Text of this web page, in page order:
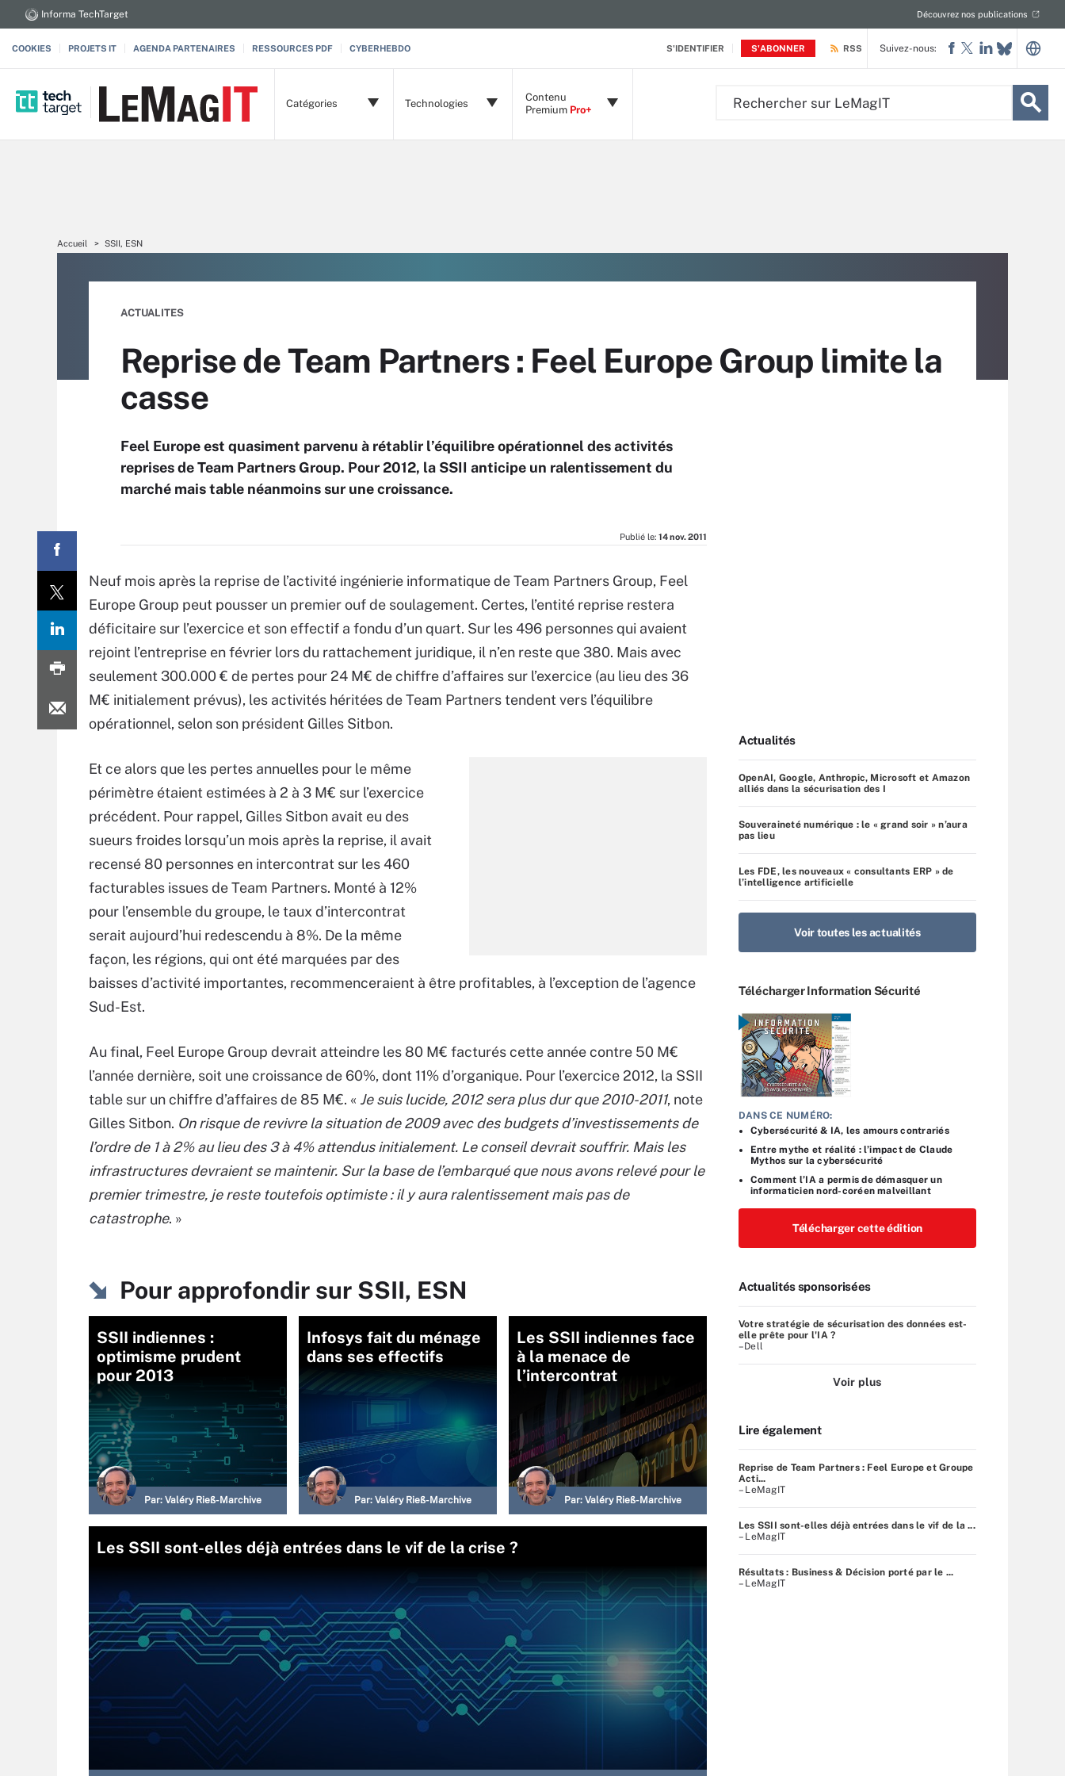
S'IDENTIFIER S'ABONNER
Informa TechTarget Découvrez nos publications
COOKIES PROJETS IT AGENDA PARTENAIRES RESSOURCES PDF CYBERHEBDO RSS
Catégories Technologies
Contenu
Premium Pro+
Suivez-nous:
Accueil SSII, ESN
ACTUALITES
Reprise de Team Partners : Feel Europe Group limite la
casse
Feel Europe est quasiment parvenu à rétablir l’équilibre opérationnel des activités
reprises de Team Partners Group. Pour 2012, la SSII anticipe un ralentissement du
marché mais table néanmoins sur une croissance.
Publié le: 14 nov. 2011
Neuf mois après la reprise de l’activité ingénierie informatique de Team Partners Group, Feel
Europe Group peut pousser un premier ouf de soulagement. Certes, l’entité reprise restera
déficitaire sur l’exercice et son effectif a fondu d’un quart. Sur les 496 personnes qui avaient
rejoint l’entreprise en février lors du rattachement juridique, il n’en reste que 380. Mais avec
seulement 300.000 € de pertes pour 24 M€ de chiffre d’affaires sur l’exercice (au lieu des 36
M€ initialement prévus), les activités héritées de Team Partners tendent vers l’équilibre
opérationnel, selon son président Gilles Sitbon.
Et ce alors que les pertes annuelles pour le même
périmètre étaient estimées à 2 à 3 M€ sur l’exercice
précédent. Pour rappel, Gilles Sitbon avait eu des
sueurs froides lorsqu’un mois après la reprise, il avait
recensé 80 personnes en intercontrat sur les 460
facturables issues de Team Partners. Monté à 12%
pour l’ensemble du groupe, le taux d’intercontrat
serait aujourd’hui redescendu à 8%. De la même
façon, les régions, qui ont été marquées par des
baisses d’activité importantes, recommenceraient à être profitables, à l’exception de l’agence
Sud-Est.
Au final, Feel Europe Group devrait atteindre les 80 M€ facturés cette année contre 50 M€
l’année dernière, soit une croissance de 60%, dont 11% d’organique. Pour l’exercice 2012, la SSII
table sur un chiffre d’affaires de 85 M€. « Je suis lucide, 2012 sera plus dur que 2010-2011, note
Gilles Sitbon. On risque de revivre la situation de 2009 avec des budgets d’investissements de
l’ordre de 1 à 2% au lieu des 3 à 4% attendus initialement. Le conseil devrait souffrir. Mais les
infrastructures devraient se maintenir. Sur la base de l’embarqué que nous avons relevé pour le
premier trimestre, je reste toutefois optimiste : il y aura ralentissement mais pas de
catastrophe. »
Pour approfondir sur SSII, ESN
SSII indiennes :
optimisme prudent
pour 2013
Par: Valéry Rieß-Marchive
Infosys fait du ménage
dans ses effectifs
Par: Valéry Rieß-Marchive
Les SSII indiennes face
à la menace de
l’intercontrat
Par: Valéry Rieß-Marchive
Les SSII sont-elles déjà entrées dans le vif de la crise ?
Actualités
OpenAI, Google, Anthropic, Microsoft et Amazon
alliés dans la sécurisation des I
Souveraineté numérique : le « grand soir » n’aura
pas lieu
Les FDE, les nouveaux « consultants ERP » de
l’intelligence artificielle
Voir toutes les actualités
Télécharger Information Sécurité
DANS CE NUMÉRO:
Cybersécurité & IA, les amours contrariés
Entre mythe et réalité : l’impact de Claude
Mythos sur la cybersécurité
Comment l’IA a permis de démasquer un
informaticien nord-coréen malveillant
Télécharger cette édition
Actualités sponsorisées
Votre stratégie de sécurisation des données est-
elle prête pour l'IA ?
–Dell
Voir plus
Lire également
Reprise de Team Partners : Feel Europe et Groupe
Acti...
– LeMagIT
Les SSII sont-elles déjà entrées dans le vif de la ...
– LeMagIT
Résultats : Business & Décision porté par le ...
– LeMagIT